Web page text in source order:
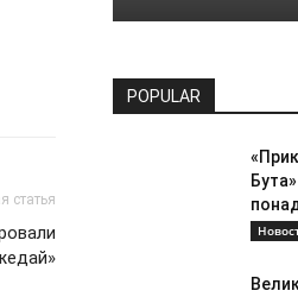
статья
POPULAR